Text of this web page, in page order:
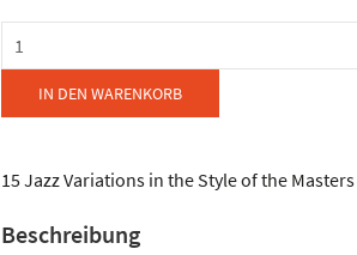
Musikverlag
Doblinger
Jazz
suite
IN DEN WARENKORB
15 Jazz Variations in the Style of the
Beschreibung